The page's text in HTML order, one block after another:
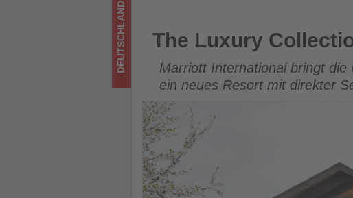
The Luxury Collection plant
DEUTSCHLAND The Luxury
Marriott International bringt
ein neues Resort mit direkter